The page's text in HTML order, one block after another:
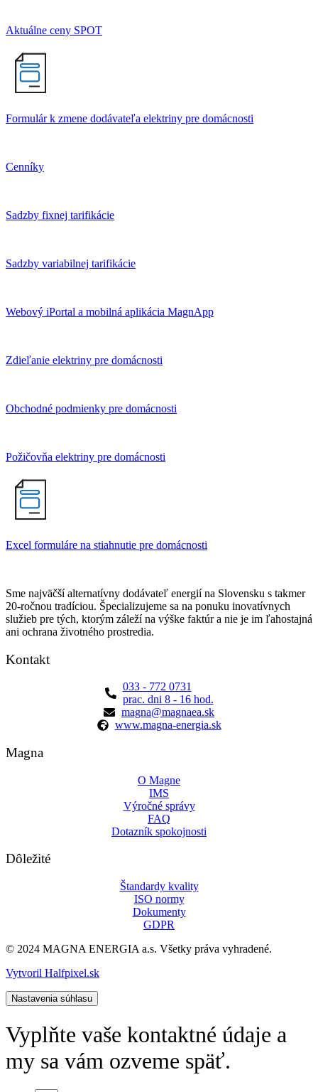
Aktuálne ceny SPOT
Formulár k zmene dodávateľa elektriny pre domácnosti
Cenníky
Sadzby fixnej tarifikácie
Sadzby variabilnej tarifikácie
Webový iPortal a mobilná aplikácia MagnApp
Zdieľanie elektriny pre domácnosti
Obchodné podmienky pre domácnosti
Požičovňa elektriny pre domácnosti
Excel formuláre na stiahnutie pre domácnosti
Sme najväčší alternatívny dodávateľ energií na Slovensku s takmer
20-ročnou tradíciou. Špecializujeme sa na ponuku inovatívnych
služieb pre tých, ktorým záleží na výške faktúr a nie je im ľahostajná
ani ochrana životného prostredia.
Kontakt
033 - 772 0731
prac. dni 8 - 16 hod.
magna@magnaea.sk
www.magna-energia.sk
Magna
O Magne
IMS
Výročné správy
FAQ
Dotazník spokojnosti
Dôležité
Štandardy kvality
ISO normy
Dokumenty
GDPR
© 2024 MAGNA ENERGIA a.s. Všetky práva vyhradené.
Vytvoril Halfpixel.sk
Nastavenia súhlasu
Vyplňte vaše kontaktné údaje a
my sa vám ozveme späť.